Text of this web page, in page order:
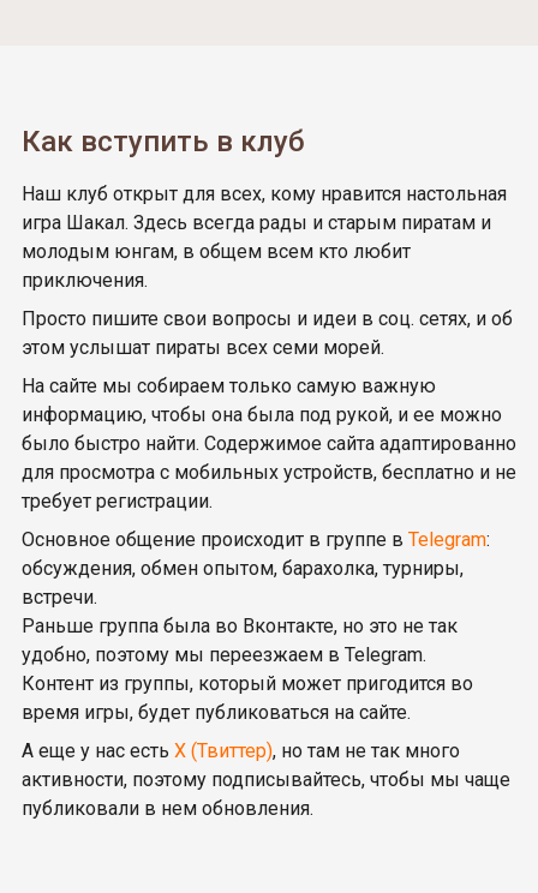
Как вступить в клуб
Наш клуб открыт для всех, кому нравится настольная
игра Шакал. Здесь всегда рады и старым пиратам и
молодым юнгам, в общем всем кто любит
приключения.
Просто пишите свои вопросы и идеи в соц. сетях, и об
этом услышат пираты всех семи морей.
На сайте мы собираем только самую важную
информацию, чтобы она была под рукой, и ее можно
было быстро найти. Содержимое сайта адаптированно
для просмотра с мобильных устройств, бесплатно и не
требует регистрации.
Основное общение происходит в группе в Telegram:
обсуждения, обмен опытом, барахолка, турниры,
встречи.
Раньше группа была во Вконтакте, но это не так
удобно, поэтому мы переезжаем в Telegram.
Контент из группы, который может пригодится во
время игры, будет публиковаться на сайте.
А еще у нас есть X (Твиттер), но там не так много
активности, поэтому подписывайтесь, чтобы мы чаще
публиковали в нем обновления.